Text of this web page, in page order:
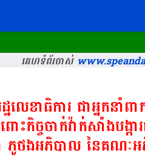
គេហទំព័រចាស់
លេខាធិការ ជាអ្នកន
ោះកិច្ចចាក់វ៉ាក់សាំងបង្
ថងអភិបាល នៃគណៈអ